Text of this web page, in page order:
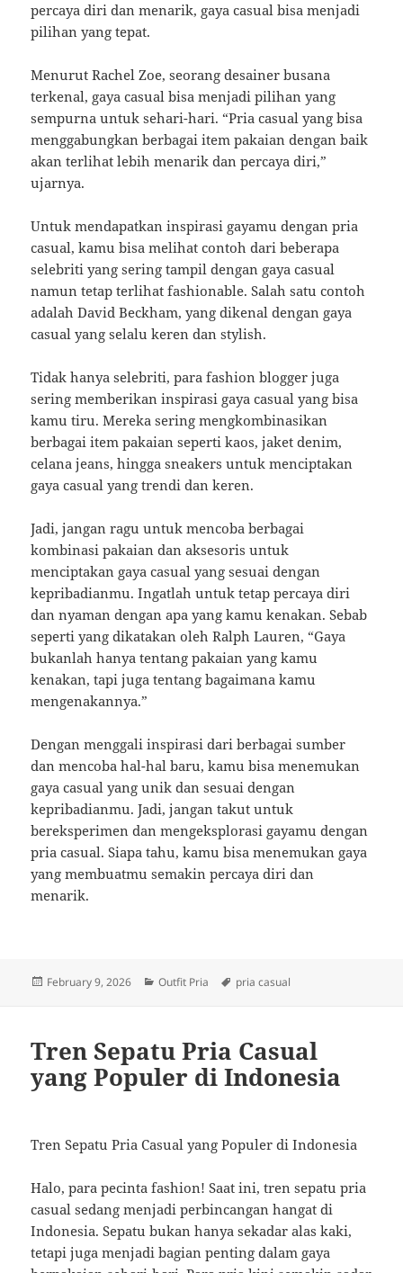
percaya diri dan menarik, gaya casual bisa menjadi
pilihan yang tepat.
Menurut Rachel Zoe, seorang desainer busana
terkenal, gaya casual bisa menjadi pilihan yang
sempurna untuk sehari-hari. “Pria casual yang bisa
menggabungkan berbagai item pakaian dengan baik
akan terlihat lebih menarik dan percaya diri,”
ujarnya.
Untuk mendapatkan inspirasi gayamu dengan pria
casual, kamu bisa melihat contoh dari beberapa
selebriti yang sering tampil dengan gaya casual
namun tetap terlihat fashionable. Salah satu contoh
adalah David Beckham, yang dikenal dengan gaya
casual yang selalu keren dan stylish.
Tidak hanya selebriti, para fashion blogger juga
sering memberikan inspirasi gaya casual yang bisa
kamu tiru. Mereka sering mengkombinasikan
berbagai item pakaian seperti kaos, jaket denim,
celana jeans, hingga sneakers untuk menciptakan
gaya casual yang trendi dan keren.
Jadi, jangan ragu untuk mencoba berbagai
kombinasi pakaian dan aksesoris untuk
menciptakan gaya casual yang sesuai dengan
kepribadianmu. Ingatlah untuk tetap percaya diri
dan nyaman dengan apa yang kamu kenakan. Sebab
seperti yang dikatakan oleh Ralph Lauren, “Gaya
bukanlah hanya tentang pakaian yang kamu
kenakan, tapi juga tentang bagaimana kamu
mengenakannya.”
Dengan menggali inspirasi dari berbagai sumber
dan mencoba hal-hal baru, kamu bisa menemukan
gaya casual yang unik dan sesuai dengan
kepribadianmu. Jadi, jangan takut untuk
bereksperimen dan mengeksplorasi gayamu dengan
pria casual. Siapa tahu, kamu bisa menemukan gaya
yang membuatmu semakin percaya diri dan
menarik.
Posted
February 9, 2026 Categories
Outfit Pria Tags
pria casual
Tren Sepatu Pria Casual
yang Populer di Indonesia
Tren Sepatu Pria Casual yang Populer di Indonesia
Halo, para pecinta fashion! Saat ini, tren sepatu pria
casual sedang menjadi perbincangan hangat di
Indonesia. Sepatu bukan hanya sekadar alas kaki,
tetapi juga menjadi bagian penting dalam gaya